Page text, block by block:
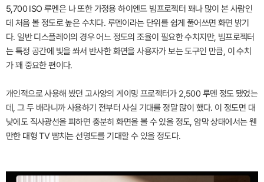
5,700 ISO 루멘은 나 또한 가정용 하이엔드 빔프로젝터 꽤나 많이 본 사람인
데 처음 볼 정도로 높은 수치다. 루멘이라는 단위를 쉽게 풀어쓰면 화면 밝기
다. 일반 디스플레이의 경우 어느 정도의 조율이 필요한 수치지만, 빔프로젝터
는 특정 공간에 빛을 쏴서 반사한 화면을 사용자가 보는 도구인 만큼, 이 수치
가 꽤 중요한 편이다.
개인적으로 사용해 봤던 고사양의 게이밍 프로젝터가 2,500 루멘 정도 됐었는
데, 그 두 배라니까 사용하기 전부터 사실 기대를 정말 많이 했다. 이 정도면 대
낮에도 직사광선을 피하면 충분히 화면을 볼 수 있을 정도, 암막 상태에서는 웬
만한 대형 TV 뺨치는 선명도를 기대할 수 있을 정도다.